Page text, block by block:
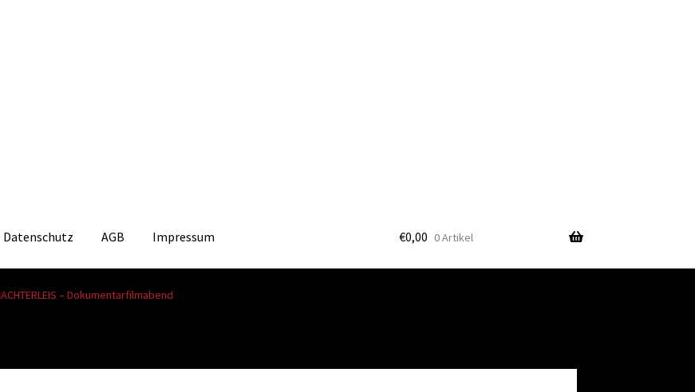
Datenschutz AGB Impressum €0,00 0 Artikel
– Dokumentarfilmabend